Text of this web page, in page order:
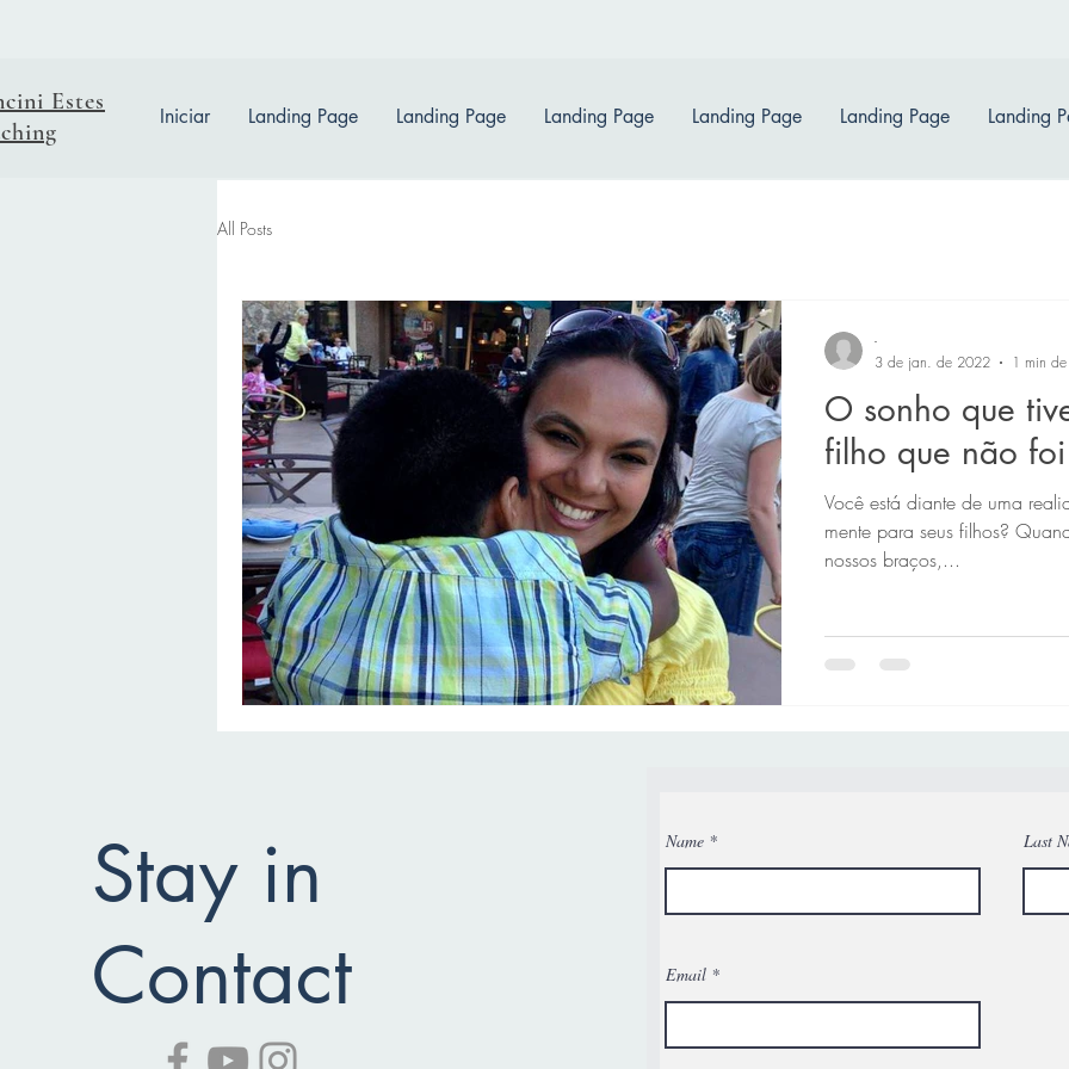
Estes
Iniciar Landing Page Landing Page Landing Page Landing Page Landing Page Landing
All Posts
O sonho que
filho que não
Você está diante de uma
mente para seus filhos?
nossos braços,...
-
3 de jan. de 2022
1 min
Stay in
Contact
Name Last
Email